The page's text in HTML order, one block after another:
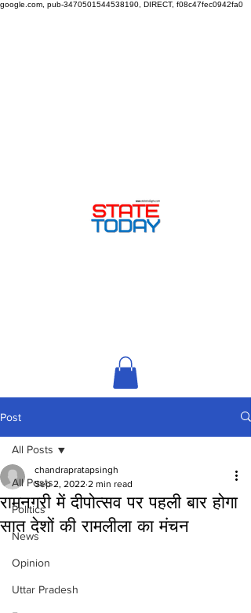
google.com, pub-3470501544538190, DIRECT, f08c47fec0942fa0
Post
All Posts
Politics
News
Opinion
Uttar Pradesh
All Posts
रामनगरी में दीपोत्सव पर पहली बार होगा
सात देशों की रामलीला का मंचन
chandrapratapsingh
Sep 2, 2022 2 min read